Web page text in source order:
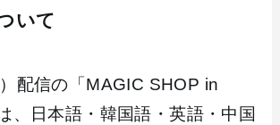
いて
配信の「MAGIC SHOP in
、日本語・韓国語・英語・中国